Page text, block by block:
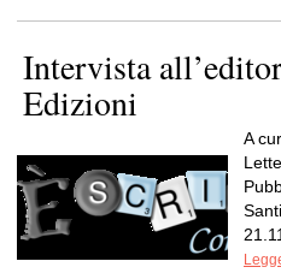
Intervista
Edizioni
A